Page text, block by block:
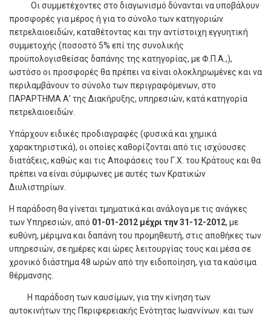
Οι συμμετέχοντες στο διαγωνισμό δύνανται να υποβάλουν
προσφορές για μέρος ή για το σύνολο των κατηγοριών
πετρελαιοειδών, καταθέτοντας και την αντίστοιχη εγγυητική
συμμετοχής (ποσοστό 5% επί της συνολικής
προϋπολογισθείσας δαπάνης της κατηγορίας, με Φ.Π.Α.,),
ωστόσο οι προσφορές θα πρέπει να είναι ολοκληρωμένες και να
περιλαμβάνουν το σύνολο των περιγραφόμενων, στο
ΠΑΡΑΡΤΗΜΑ Α’ της Διακήρυξης, υπηρεσιών, κατά κατηγορία
πετρελαιοειδών.
Υπάρχουν ειδικές προδιαγραφές (φυσικά και χημικά
χαρακτηριστικά), οι οποίες καθορίζονται από τις ισχύουσες
διατάξεις, καθώς και τις Αποφάσεις του Γ.Χ. του Κράτους και θα
πρέπει να είναι σύμφωνες με αυτές των Κρατικών
Διυλιστηρίων.
Η παράδοση θα γίνεται τμηματικά και ανάλογα με τις ανάγκες
των Υπηρεσιών, από 01-01-2012 μέχρι την 31-12-2012, με
ευθύνη, μέριμνα και δαπάνη του προμηθευτή, στις αποθήκες των
υπηρεσιών, σε ημέρες και ώρες λειτουργίας τους και μέσα σε
χρονικό διάστημα 48 ωρών από την ειδοποίηση, για τα καύσιμα
θέρμανσης.
Η παράδοση των καυσίμων, για την κίνηση των
αυτοκινήτων της Περιφερειακής Ενότητας Ιωαννίνων. και των